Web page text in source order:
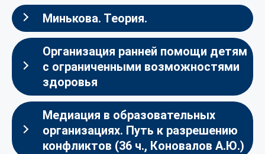
Минькова. Теория.
Организация ранней помощи детям
с ограниченными возможностями
здоровья
Медиация в образовательных
организациях. Путь к разрешению
конфликтов (36 ч., Коновалов А.Ю.)